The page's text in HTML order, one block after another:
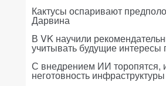
Кактусы оспаривают
Дарвина
В VK научили
учитывать будущие интересы
С внедрением ИИ торопятся,
неготовность инфраструктуры